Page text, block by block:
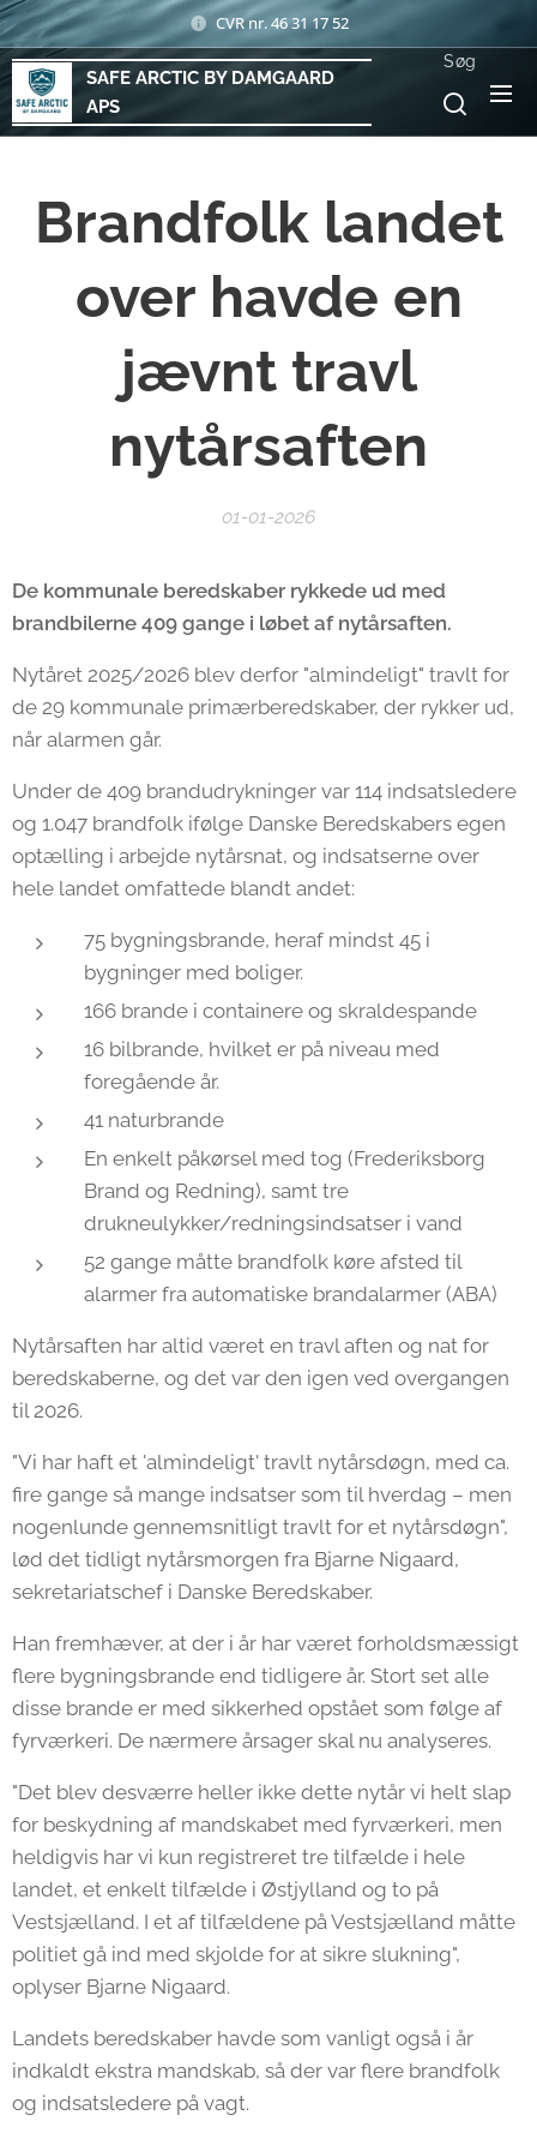
CVR nr. 46 31 17 52
SAFE ARCTIC BY DAMGAARD
APS
Søg
Brandfolk landet
over havde en
jævnt travl
nytårsaften
01-01-2026
De kommunale beredskaber rykkede ud med
brandbilerne 409 gange i løbet af nytårsaften.
Nytåret 2025/2026 blev derfor "almindeligt" travlt for
de 29 kommunale primærberedskaber, der rykker ud,
når alarmen går.
Under de 409 brandudrykninger var 114 indsatsledere
og 1.047 brandfolk ifølge Danske Beredskabers egen
optælling i arbejde nytårsnat, og indsatserne over
hele landet omfattede blandt andet:
75 bygningsbrande, heraf mindst 45 i
bygninger med boliger.
166 brande i containere og skraldespande
16 bilbrande, hvilket er på niveau med
foregående år.
41 naturbrande
En enkelt påkørsel med tog (Frederiksborg
Brand og Redning), samt tre
drukneulykker/redningsindsatser i vand
52 gange måtte brandfolk køre afsted til
alarmer fra automatiske brandalarmer (ABA)
Nytårsaften har altid været en travl aften og nat for
beredskaberne, og det var den igen ved overgangen
til 2026.
"Vi har haft et 'almindeligt' travlt nytårsdøgn, med ca.
fire gange så mange indsatser som til hverdag – men
nogenlunde gennemsnitligt travlt for et nytårsdøgn",
lød det tidligt nytårsmorgen fra Bjarne Nigaard,
sekretariatschef i Danske Beredskaber.
Han fremhæver, at der i år har været forholdsmæssigt
flere bygningsbrande end tidligere år. Stort set alle
disse brande er med sikkerhed opstået som følge af
fyrværkeri. De nærmere årsager skal nu analyseres.
"Det blev desværre heller ikke dette nytår vi helt slap
for beskydning af mandskabet med fyrværkeri, men
heldigvis har vi kun registreret tre tilfælde i hele
landet, et enkelt tilfælde i Østjylland og to på
Vestsjælland. I et af tilfældene på Vestsjælland måtte
politiet gå ind med skjolde for at sikre slukning",
oplyser Bjarne Nigaard.
Landets beredskaber havde som vanligt også i år
indkaldt ekstra mandskab, så der var flere brandfolk
og indsatsledere på vagt.